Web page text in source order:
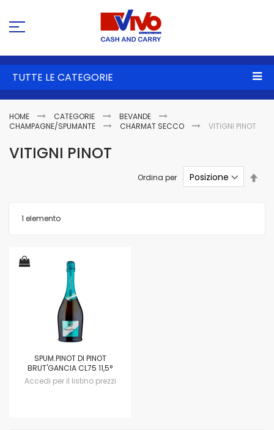
TUTTE LE CATEGORIE
HOME CATEGORIE
BEVANDE
CHAMPAGNE/SPUMANTE
CHARMAT SECCO VITIGNI PINOT
VITIGNI PINOT
1 elemento
Ordina per
SPUM.PINOT DI PINOT
BRUT'GANCIA CL75 11,5°
Accedi per il listino prezzi